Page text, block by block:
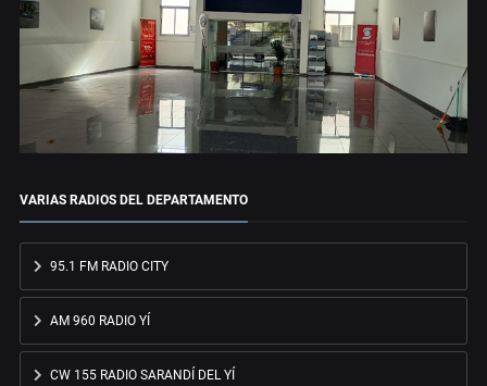
VARIAS RADIOS DEL DEPARTAMENTO
95.1 FM RADIO CITY
AM 960 RADIO YÍ
CW 155 RADIO SARANDÍ DEL YÍ